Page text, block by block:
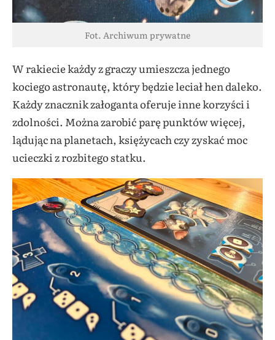
Fot. Archiwum prywatne
W rakiecie każdy z graczy umieszcza jednego
kociego astronautę, który będzie leciał hen daleko.
Każdy znacznik załoganta oferuje inne korzyści i
zdolności. Można zarobić parę punktów więcej,
lądując na planetach, księżycach czy zyskać moc
ucieczki z rozbitego statku.